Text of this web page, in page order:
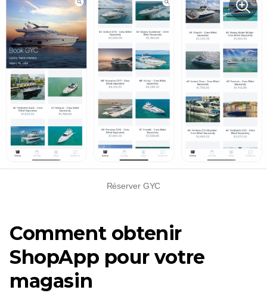
Réserver GYC
Comment obtenir
ShopApp pour votre
magasin